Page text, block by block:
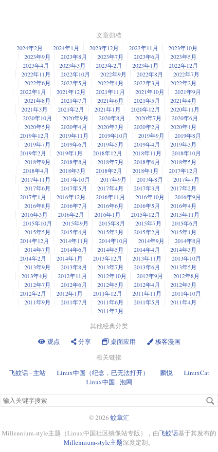
文章归档
2024年2月 2024年1月 2023年12月 2023年11月
2023年10月
2023年9月
2023年8月 2023年7月 2023年6月
2023年5月
2023年4月
2023年3月 2023年2月 2023年1月
2022年12月
2022年11月
2022年10月 2022年9月 2022年8月
2022年7月
2022年6月
2022年5月 2022年4月 2022年3月
2022年2月
2022年1月
2021年12月 2021年11月 2021年10月
2021年9月
2021年8月
2021年7月 2021年6月 2021年5月
2021年4月
2021年3月
2021年2月 2021年1月 2020年12月
2020年11月
2020年10月
2020年9月 2020年8月 2020年7月
2020年6月
2020年5月
2020年4月 2020年3月 2020年2月
2020年1月
2019年12月
2019年11月 2019年10月 2019年9月
2019年8月
2019年7月
2019年6月 2019年5月 2019年4月
2019年3月
2019年2月
2019年1月 2018年12月 2018年11月
2018年10月
2018年9月
2018年8月 2018年7月 2018年6月
2018年5月
2018年4月
2018年3月 2018年2月 2018年1月
2017年12月
2017年11月
2017年10月 2017年9月 2017年8月
2017年7月
2017年6月
2017年5月 2017年4月 2017年3月
2017年2月
2017年1月
2016年12月 2016年11月 2016年10月
2016年9月
2016年8月
2016年7月 2016年6月 2016年5月
2016年4月
2016年3月
2016年2月 2016年1月 2015年12月
2015年11月
2015年10月
2015年9月 2015年8月 2015年7月
2015年6月
2015年5月
2015年4月 2015年3月 2015年2月
2015年1月
2014年12月
2014年11月 2014年10月 2014年9月
2014年8月
2014年7月
2014年6月 2014年5月 2014年4月
2014年3月
2014年2月
2014年1月 2013年12月 2013年11月
2013年10月
2013年9月
2013年8月 2013年7月 2013年6月
2013年5月
2013年4月
2012年11月 2012年10月 2012年9月
2012年8月
2012年7月
2012年6月 2012年5月 2012年4月
2012年3月
2012年2月
2012年1月 2011年12月 2011年11月
2011年10月
2011年9月
2011年7月 2011年6月 2011年5月
2011年4月
2011年3月
其他经典分类
观点
分享 桌面应用
极客漫画
相关链接
飞蚊话 - 主站
Linux中国（纪念，已无法打开） 麟悦
LinuxCat
Linux中国 - 泡网
搜
字
© 2026 蚊章汇
Millennium-style主题（Linux中国社区镜像站专版），由飞蚊话基于其发布的
Millennium-style主题深度定制。